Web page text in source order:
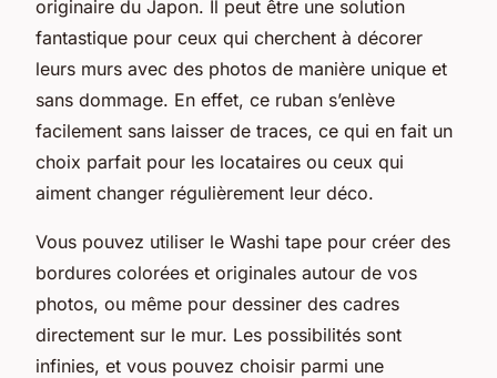
originaire du Japon. Il peut être une solution
fantastique pour ceux qui cherchent à décorer
leurs murs avec des photos de manière unique et
sans dommage. En effet, ce ruban s’enlève
facilement sans laisser de traces, ce qui en fait un
choix parfait pour les locataires ou ceux qui
aiment changer régulièrement leur déco.
Vous pouvez utiliser le Washi tape pour créer des
bordures colorées et originales autour de vos
photos, ou même pour dessiner des cadres
directement sur le mur. Les possibilités sont
infinies, et vous pouvez choisir parmi une